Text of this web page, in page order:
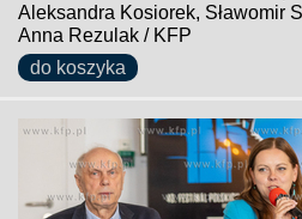
Aleksandra Kosiorek, Sławomir
Anna Rezulak / KFP
do koszyka